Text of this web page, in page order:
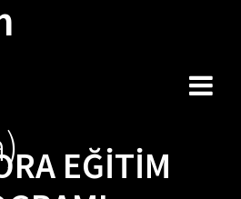
EĞITIM